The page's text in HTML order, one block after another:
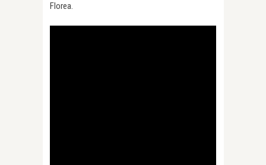
Florea.